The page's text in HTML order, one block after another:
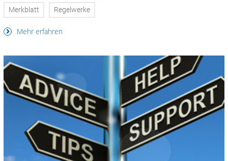
Merkblatt Regelwerke
Mehr erfahren